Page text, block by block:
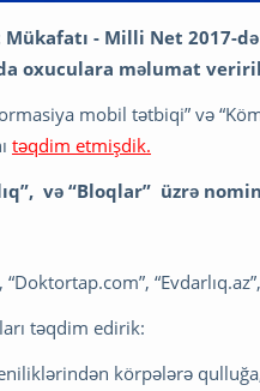
- Milli Net 2017-
oxuculara məlumat
mobil tətbiqi” və
təqdim etmişdik.
və “Bloqlar” üzrə
təqdim edirik:
körpələrə